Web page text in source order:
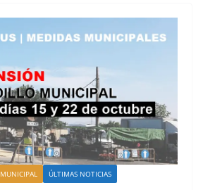
MUNICIPAL ÚLTIMAS NOTICIAS